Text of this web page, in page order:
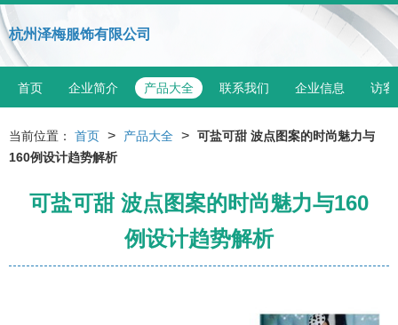
杭州泽梅服饰有限公司
首页 企业简介 产品大全 联系我们 企业信息 访客
当前位置： 首页 > 产品大全 > 可盐可甜 波点图案的时尚魅力与
160例设计趋势解析
可盐可甜 波点图案的时尚魅力与160
例设计趋势解析